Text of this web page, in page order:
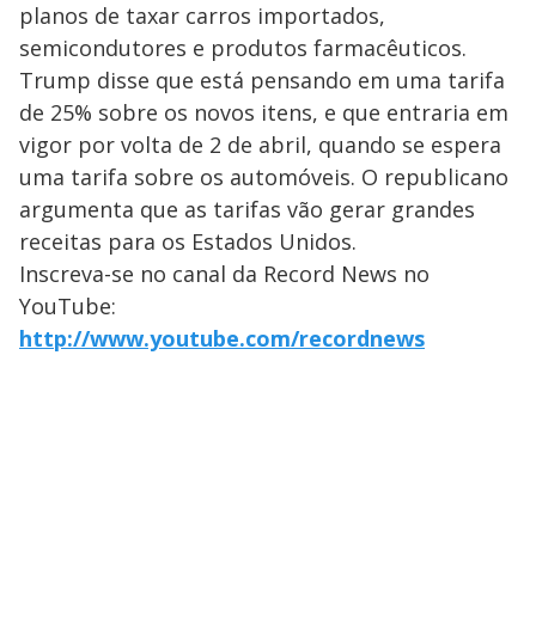
planos de taxar carros importados,
semicondutores e produtos farmacêuticos.
Trump disse que está pensando em uma tarifa
de 25% sobre os novos itens, e que entraria em
vigor por volta de 2 de abril, quando se espera
uma tarifa sobre os automóveis. O republicano
argumenta que as tarifas vão gerar grandes
receitas para os Estados Unidos.
Inscreva-se no canal da Record News no
YouTube:
http://www.youtube.com/recordnews